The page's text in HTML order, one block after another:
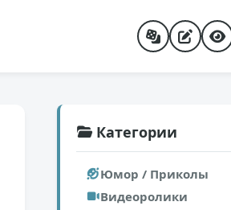
Категории
Юмор / Приколы
Видеоролики